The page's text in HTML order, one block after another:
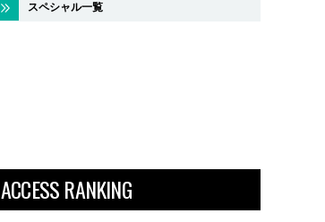
スペシャル一覧
ACCESS RANKING